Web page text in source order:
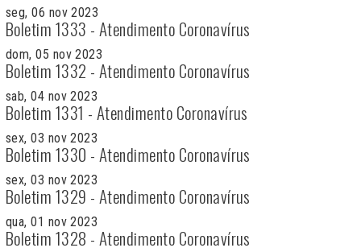
seg, 06 nov 2023
Boletim 1333 - Atendimento Coronavírus
dom, 05 nov 2023
Boletim 1332 - Atendimento Coronavírus
sab, 04 nov 2023
Boletim 1331 - Atendimento Coronavírus
sex, 03 nov 2023
Boletim 1330 - Atendimento Coronavírus
sex, 03 nov 2023
Boletim 1329 - Atendimento Coronavírus
qua, 01 nov 2023
Boletim 1328 - Atendimento Coronavírus